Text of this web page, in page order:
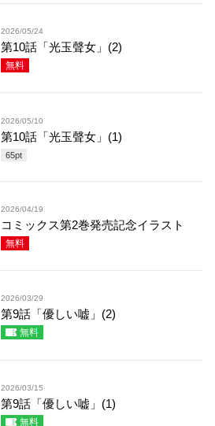
2026/05/24
第10話「光玉聲女」(2)
無料
2026/05/10
第10話「光玉聲女」(1)
65pt
2026/04/19
コミックス第2巻発売記念イラスト
無料
2026/03/29
第9話「優しい嘘」(2)
無料
2026/03/15
第9話「優しい嘘」(1)
無料